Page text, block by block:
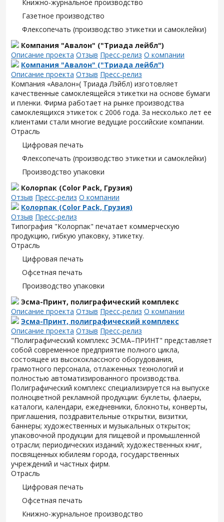
Книжно-журнальное производство
Газетное производство
Флексопечать (производство этикетки и самоклейки)
Компания "Авалон" ("Триада лейбл")
Описание проекта Отзыв Пресс-релиз О компании
Компания "Авалон" ("Триада лейбл")
Описание проекта Отзыв Пресс-релиз
Компания «Авалон»( Триада Лэйбл) изготовляет
качественные самоклеящейся этикетки на основе бумаги
и пленки. Фирма работает на рынке производства
самоклеящихся этикеток с 2006 года. За несколько лет ее
клиентами стали многие ведущие российские компании.
Отрасль
Цифровая печать
Флексопечать (производство этикетки и самоклейки)
Производство упаковки
Колорпак (Color Pack, Грузия)
Отзыв Пресс-релиз О компании
Колорпак (Color Pack, Грузия)
Отзыв Пресс-релиз
Типография "Колорпак" печатает коммерческую
продукцию, гибкую упаковку, этикетку.
Отрасль
Цифровая печать
Офсетная печать
Производство упаковки
Эсма-Принт, полиграфический комплекс
Описание проекта Отзыв Пресс-релиз О компании
Эсма-Принт, полиграфический комплекс
Описание проекта Отзыв Пресс-релиз
"Полиграфический комплекс ЭСМА–ПРИНТ" представляет
собой современное предприятие полного цикла,
состоящее из высококлассного оборудования,
грамотного персонала, отлаженных технологий и
полностью автоматизированного производства.
Полиграфический комплекс специализируется на выпуске
полноцветной рекламной продукции: буклеты, флаеры,
каталоги, календари, ежедневники, блокноты, конверты,
приглашения, поздравительные открытки, визитки,
баннеры; художественных и музыкальных открыток;
упаковочной продукции для пищевой и промышленной
отрасли; периодических изданий; художественных книг,
посвященных юбилеям города, государственных
учреждений и частных фирм.
Отрасль
Цифровая печать
Офсетная печать
Книжно-журнальное производство